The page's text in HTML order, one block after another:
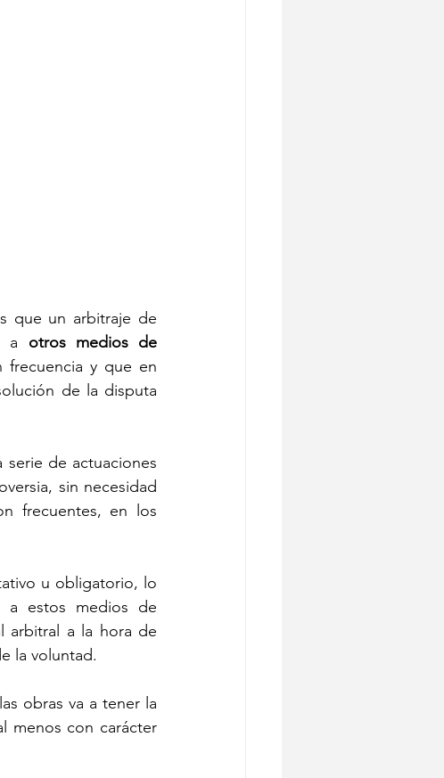
que un arbitraje de
a otros medios de
y que en
de la disputa
serie de actuaciones
sin necesidad
frecuentes, en los
u obligatorio, lo
a estos medios de
arbitral a la hora de
la voluntad.
obras va a tener la
menos con carácter